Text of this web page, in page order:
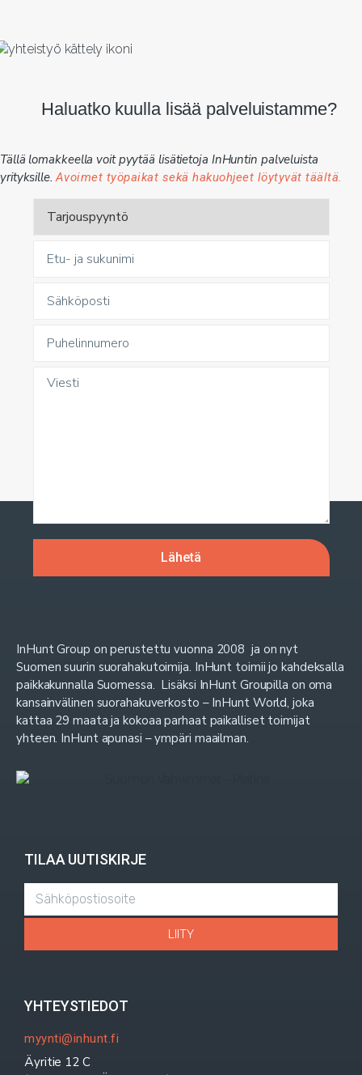
Haluatko kuulla lisää palveluistamme?
Tällä lomakkeella voit pyytää lisätietoja InHuntin palveluista
yrityksille.Avoimet työpaikat sekä hakuohjeet löytyvät täältä.
InHunt Group on perustettu vuonna 2008 ja on nyt
Suomen suurin suorahakutoimija. InHunt toimii jo kahdeksalla
paikkakunnalla Suomessa. Lisäksi InHunt Groupilla on oma
kansainvälinen suorahakuverkosto – InHunt World, joka
kattaa 29 maata ja kokoaa parhaat paikalliset toimijat
yhteen. InHunt apunasi – ympäri maailman.
TILAA UUTISKIRJE
LIITY
YHTEYSTIEDOT
myynti@inhunt.fi
Äyritie 12 C